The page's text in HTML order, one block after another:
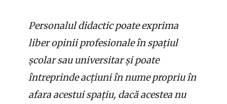
Personalul didactic poate exprima
liber opinii profesionale în spațiul
școlar sau universitar și poate
întreprinde acțiuni în nume propriu în
afara acestui spațiu, dacă acestea nu